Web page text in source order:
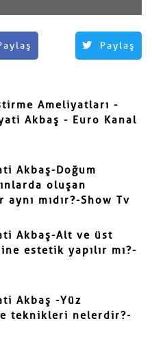
Paylaş
Ameliyatları -
Akbaş - Euro Kanal
Akbaş-Doğum
oluşan
mıdır?-Show Tv
Akbaş-Alt ve üst
estetik yapılır mı?-
Akbaş -Yüz
teknikleri nelerdir?-